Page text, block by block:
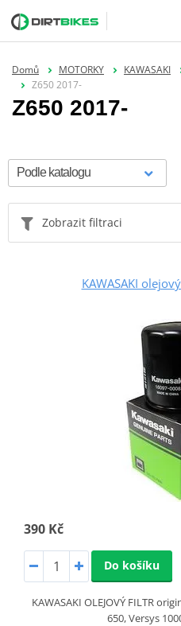
Domů MOTORKY KAWASAKI
Z650 2017-
Z650 2017-
Zobrazit filtraci
KAWASAKI
390 Kč
Do košíku
KAWASAKI OLEJOVÝ FILTR
650, Versys